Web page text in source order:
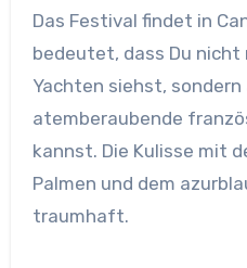
Das Festival findet in
bedeutet, dass Du nicht
Yachten siehst, sondern
atemberaubende
kannst. Die Kulisse mit
Palmen und dem
traumhaft.